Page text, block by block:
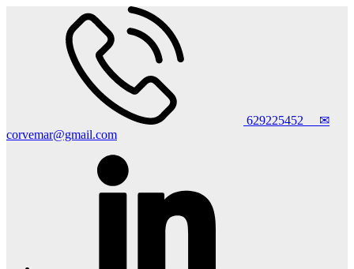
629225452 ✉
corvemar@gmail.com